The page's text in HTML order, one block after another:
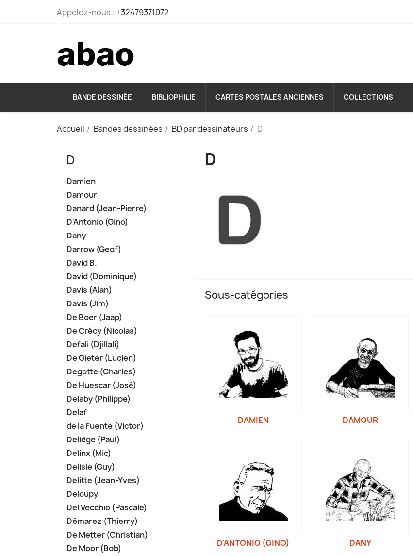
Appelez-nous : +32479371072
BANDE DESSINÉE BIBLIOPHILIE CARTES POSTALES ANCIENNES COLLECTIONS
Accueil Bandes dessinées BD par dessinateurs D
D
Damien
Damour
Danard (Jean-Pierre)
D'Antonio (Gino)
Dany
Darrow (Geof)
David B.
David (Dominique)
Davis (Alan)
Davis (Jim)
De Boer (Jaap)
De Crécy (Nicolas)
Defali (Djillali)
De Gieter (Lucien)
Degotte (Charles)
De Huescar (José)
Delaby (Philippe)
Delaf
de la Fuente (Victor)
Deliège (Paul)
Delinx (Mic)
Delisle (Guy)
Delitte (Jean-Yves)
Deloupy
Del Vecchio (Pascale)
Démarez (Thierry)
De Metter (Christian)
De Moor (Bob)
D
Sous-catégories
DAMIEN DAMOUR
D'ANTONIO (GINO) DANY